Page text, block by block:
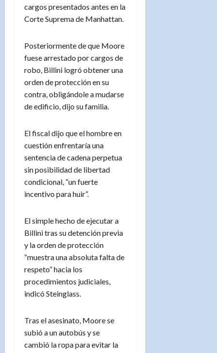
cargos presentados antes en la
Corte Suprema de Manhattan.
Posteriormente de que Moore
fuese arrestado por cargos de
robo, Billini logró obtener una
orden de protección en su
contra, obligándole a mudarse
de edificio, dijo su familia.
El fiscal dijo que el hombre en
cuestión enfrentaría una
sentencia de cadena perpetua
sin posibilidad de libertad
condicional, “un fuerte
incentivo para huir”.
El simple hecho de ejecutar a
Billini tras su detención previa
y la orden de protección
“muestra una absoluta falta de
respeto” hacia los
procedimientos judiciales,
indicó Steinglass.
Tras el asesinato, Moore se
subió a un autobús y se
cambió la ropa para evitar la